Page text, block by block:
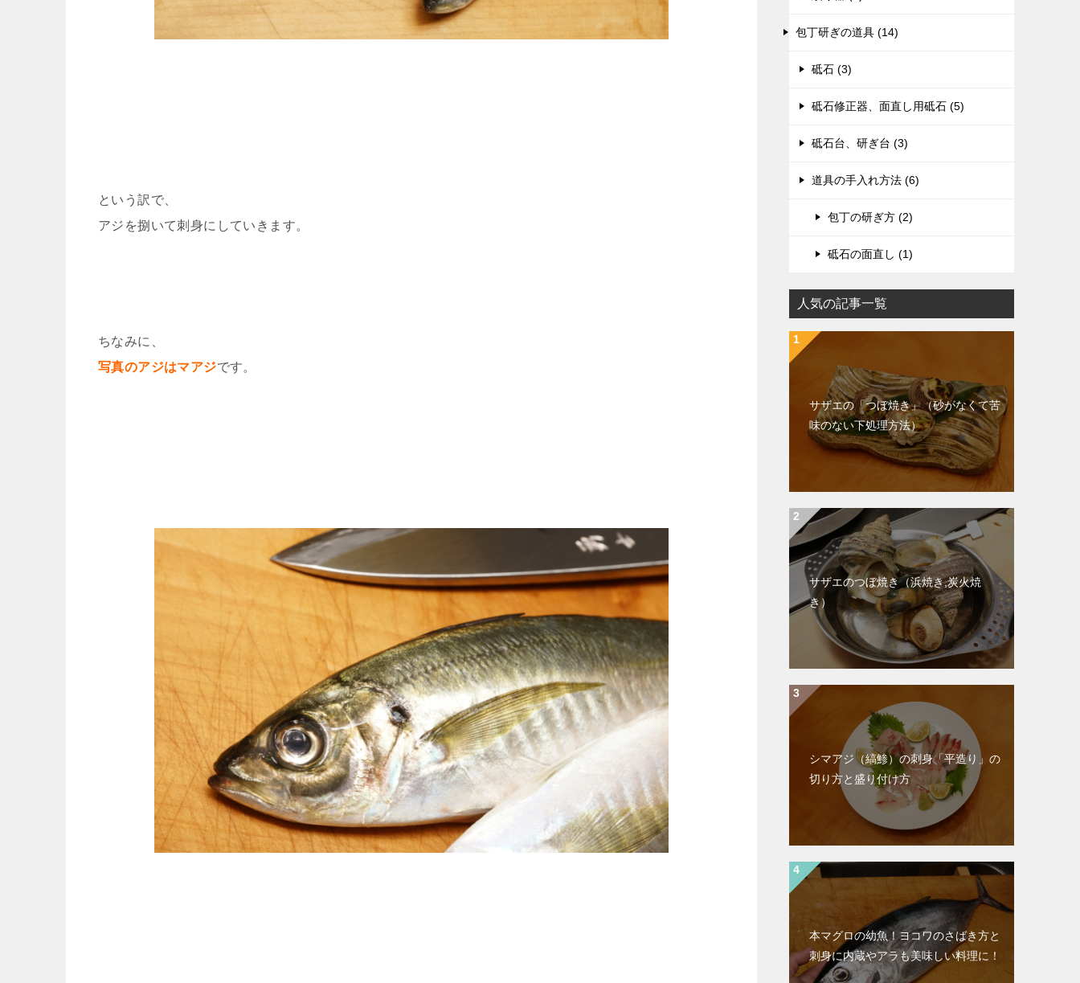
という訳で、
アジを捌いて刺身にしていきます。
ちなみに、
写真のアジはマアジです。
包丁研ぎの道具 (14)
砥石 (3)
砥石修正器、面直し用砥石 (5)
砥石台、研ぎ台 (3)
道具の手入れ方法 (6)
包丁の研ぎ方 (2)
砥石の面直し (1)
人気の記事一覧
サザエの「つぼ焼き」（砂がなくて苦
味のない下処理方法）
サザエのつぼ焼き（浜焼き,炭火焼
き）
シマアジ（縞鯵）の刺身「平造り」の
切り方と盛り付け方
本マグロの幼魚！ヨコワのさばき方と
刺身に内蔵やアラも美味しい料理に！